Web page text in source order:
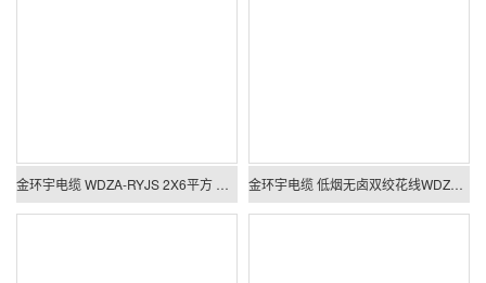
金环宇电缆 WDZA-RYJS 2X6平方 低烟无卤A类阻燃rvs电缆报价 金环宇电缆 低烟无卤双绞花线WDZA-RYJS 2X4 阻燃a类rvs电缆